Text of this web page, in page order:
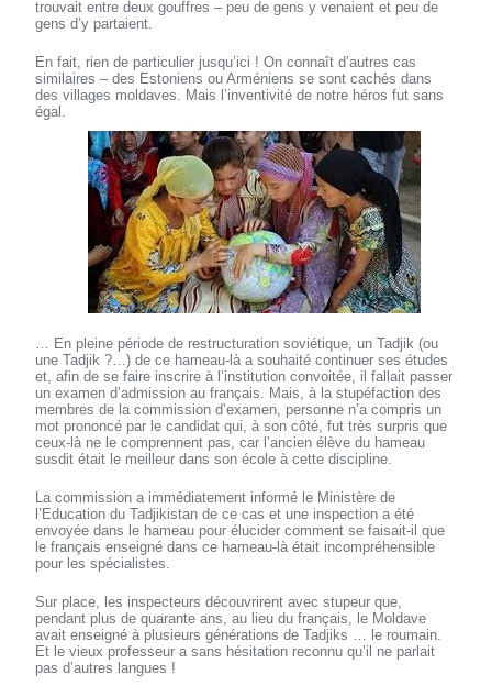
trouvait entre deux gouffres – peu de gens y venaient et peu de
gens d’y partaient.
En fait, rien de particulier jusqu’ici ! On connaît d’autres cas
similaires – des Estoniens ou Arméniens se sont cachés dans
des villages moldaves. Mais l’inventivité de notre héros fut sans
égal.
… En pleine période de restructuration soviétique, un Tadjik (ou
une Tadjik ?…) de ce hameau-là a souhaité continuer ses études
et, afin de se faire inscrire à l’institution convoitée, il fallait passer
un examen d’admission au français. Mais, à la stupéfaction des
membres de la commission d’examen, personne n’a compris un
mot prononcé par le candidat qui, à son côté, fut très surpris que
ceux-là ne le comprennent pas, car l’ancien élève du hameau
susdit était le meilleur dans son école à cette discipline.
La commission a immédiatement informé le Ministère de
l’Education du Tadjikistan de ce cas et une inspection a été
envoyée dans le hameau pour élucider comment se faisait-il que
le français enseigné dans ce hameau-là était incompréhensible
pour les spécialistes.
Sur place, les inspecteurs découvrirent avec stupeur que,
pendant plus de quarante ans, au lieu du français, le Moldave
avait enseigné à plusieurs générations de Tadjiks … le roumain.
Et le vieux professeur a sans hésitation reconnu qu’il ne parlait
pas d’autres langues !